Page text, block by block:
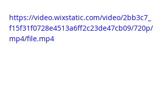
https://video.wixstatic.com/video/2bb3c7_
f15f31f0728e4513a6ff2c23de47cb09/720p/
mp4/file.mp4